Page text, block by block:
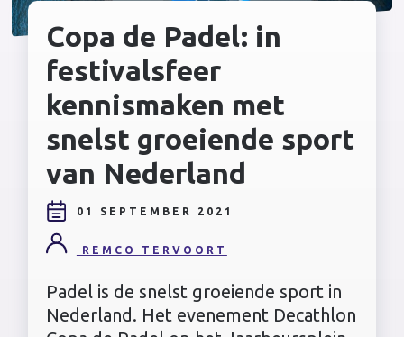
Copa de Padel: in
festivalsfeer
kennismaken met
snelst groeiende sport
van Nederland
01 SEPTEMBER 2021
REMCO TERVOORT
Padel is de snelst groeiende sport in
Nederland. Het evenement Decathlon